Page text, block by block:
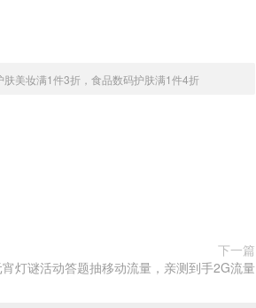
美妆满1件3折，食品数码护肤满1件4折
下一篇
灯谜活动答题抽移动流量，亲测到手2G流量